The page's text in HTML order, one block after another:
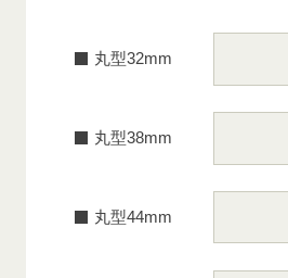
丸型32mm
丸型38mm
丸型44mm